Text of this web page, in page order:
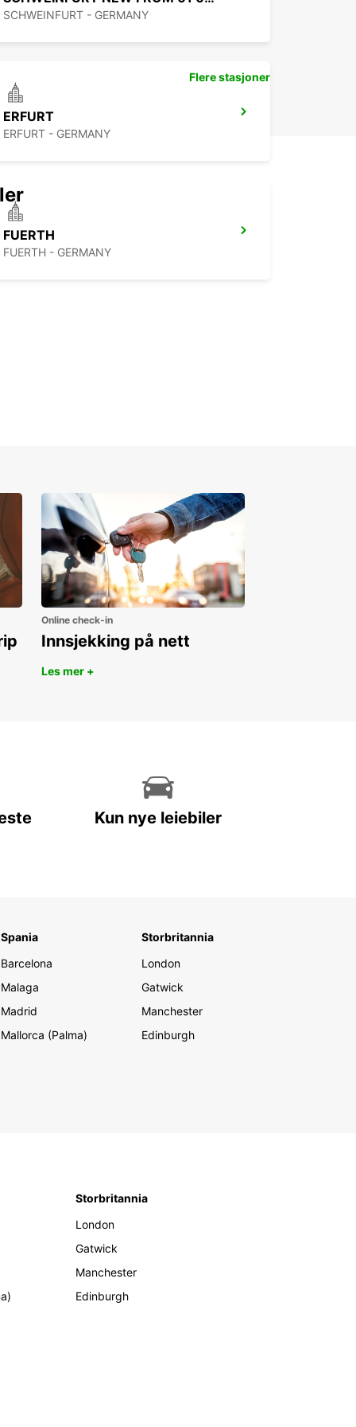
pleinement de votre voyage sans stress.
SCHWEINFURT - GERMANY
ERFURT
ERFURT - GERMANY
FUERTH
FUERTH - GERMANY
Flere stasjoner
Online check-in
Innsjekking på nett
Les mer +
Kun nye leiebiler
Spania
Barcelona
Malaga
Madrid
Mallorca (Palma)
Storbritannia
London
Gatwick
Manchester
Edinburgh
Storbritannia
London
Gatwick
Manchester
Edinburgh